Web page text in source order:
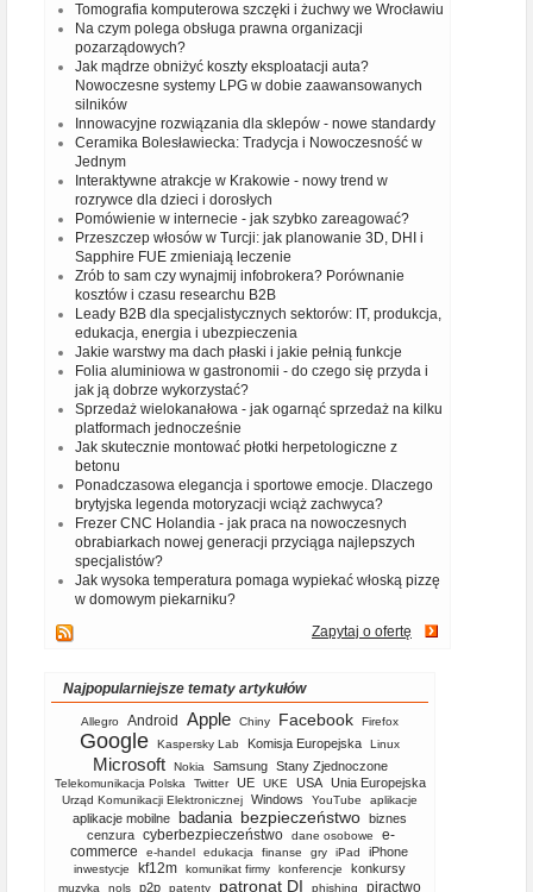
Tomografia komputerowa szczęki i żuchwy we Wrocławiu
Na czym polega obsługa prawna organizacji
pozarządowych?
Jak mądrze obniżyć koszty eksploatacji auta?
Nowoczesne systemy LPG w dobie zaawansowanych
silników
Innowacyjne rozwiązania dla sklepów - nowe standardy
Ceramika Bolesławiecka: Tradycja i Nowoczesność w
Jednym
Interaktywne atrakcje w Krakowie - nowy trend w
rozrywce dla dzieci i dorosłych
Pomówienie w internecie - jak szybko zareagować?
Przeszczep włosów w Turcji: jak planowanie 3D, DHI i
Sapphire FUE zmieniają leczenie
Zrób to sam czy wynajmij infobrokera? Porównanie
kosztów i czasu researchu B2B
Leady B2B dla specjalistycznych sektorów: IT, produkcja,
edukacja, energia i ubezpieczenia
Jakie warstwy ma dach płaski i jakie pełnią funkcje
Folia aluminiowa w gastronomii - do czego się przyda i
jak ją dobrze wykorzystać?
Sprzedaż wielokanałowa - jak ogarnąć sprzedaż na kilku
platformach jednocześnie
Jak skutecznie montować płotki herpetologiczne z
betonu
Ponadczasowa elegancja i sportowe emocje. Dlaczego
brytyjska legenda motoryzacji wciąż zachwyca?
Frezer CNC Holandia - jak praca na nowoczesnych
obrabiarkach nowej generacji przyciąga najlepszych
specjalistów?
Jak wysoka temperatura pomaga wypiekać włoską pizzę
w domowym piekarniku?
Zapytaj o ofertę
Najpopularniejsze tematy artykułów
Allegro Android Apple Chiny Facebook Firefox
Google Kaspersky Lab Komisja Europejska Linux
Microsoft Nokia Samsung Stany Zjednoczone
Telekomunikacja Polska Twitter UE UKE USA Unia Europejska
Urząd Komunikacji Elektronicznej Windows YouTube aplikacje
aplikacje mobilne badania bezpieczeństwo biznes
cenzura cyberbezpieczeństwo dane osobowe
e-
commerce
e-handel edukacja finanse gry iPad iPhone
inwestycje kf12m komunikat firmy konferencje konkursy
muzyka nols p2p patenty patronat DI phishing piractwo